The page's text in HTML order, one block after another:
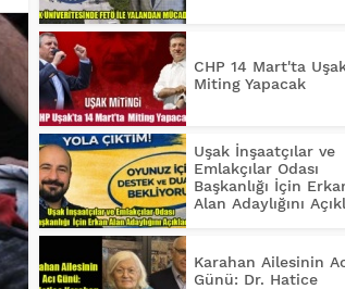
CHP 14 Mart'ta
Miting Yapacak
Uşak İnşaatçılar ve
Emlakçılar Odası
Başkanlığı İçin
Alan Adaylığını
Karahan Ailesinin
Günü: Dr. Hatice